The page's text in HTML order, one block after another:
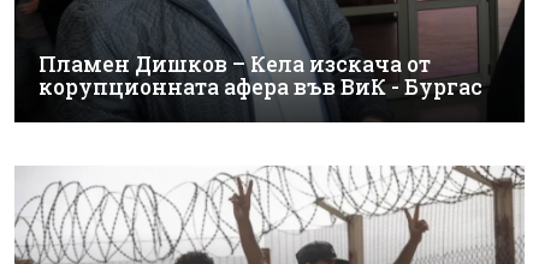
Пламен Дишков – Кела изскача от
корупционната афера във ВиК - Бургас